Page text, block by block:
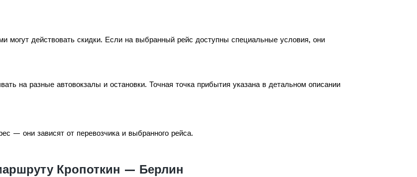
могут действовать скидки. Если на выбранный рейс доступны специальные условия, они
на разные автовокзалы и остановки. Точная точка прибытия указана в детальном описании
— они зависят от перевозчика и выбранного рейса.
Кропоткин — Берлин